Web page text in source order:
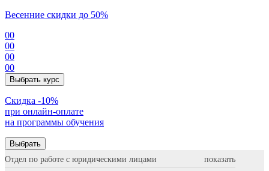
Весенние скидки до 50%
00
00
00
00
Выбрать курс
Cкидка -10%
при онлайн-оплате
на программы обучения
Выбрать
Отдел по работе с юридическими лицами